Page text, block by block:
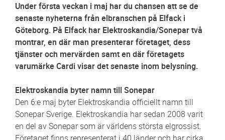
Under första veckan i maj har du chansen att se de
senaste nyheterna från elbranschen på Elfack i
Göteborg. På Elfack har Elektroskandia/Sonepar två
montrar, en där man presenterar företaget, dess
tjänster och mervärden samt en där företagets
varumärke Cardi visar det senaste inom belysning.
Elektroskandia byter namn till Sonepar
Den 6:e maj byter Elektroskandia officiellt namn till
Sonepar Sverige. Elektroskandia har sedan 2008 varit
en del av Sonepar som är världens största elgrossist.